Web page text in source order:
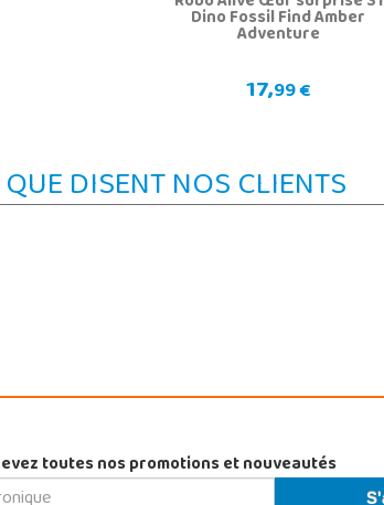
Dino Fossil Find Amber
Adventure
17,99 €
DISENT NOS CLIENTS
toutes nos promotions et nouveautés